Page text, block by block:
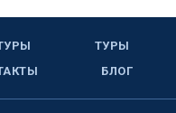
ТУРЫ
БЛОГ